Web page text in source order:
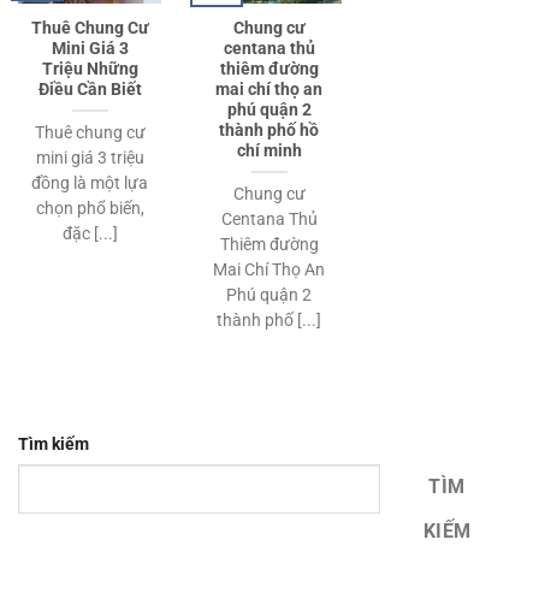
Thuê Chung Cư
Mini Giá 3
Triệu Những
Điều Cần Biết
Thuê chung cư
mini giá 3 triệu
đồng là một lựa
chọn phổ biến,
đặc [...]
Chung cư
centana thủ
thiêm đường
mai chí thọ an
phú quận 2
thành phố hồ
chí minh
Chung cư
Centana Thủ
Thiêm đường
Mai Chí Thọ An
Phú quận 2
thành phố [...]
Tìm kiếm
TÌM
KIẾM